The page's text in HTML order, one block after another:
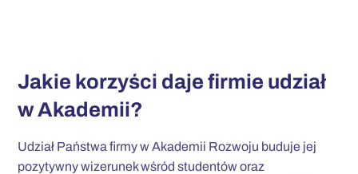
Jakie korzyści daje firmie udział
w Akademii?
Udział Państwa firmy w Akademii Rozwoju buduje jej
pozytywny wizerunek wśród studentów oraz